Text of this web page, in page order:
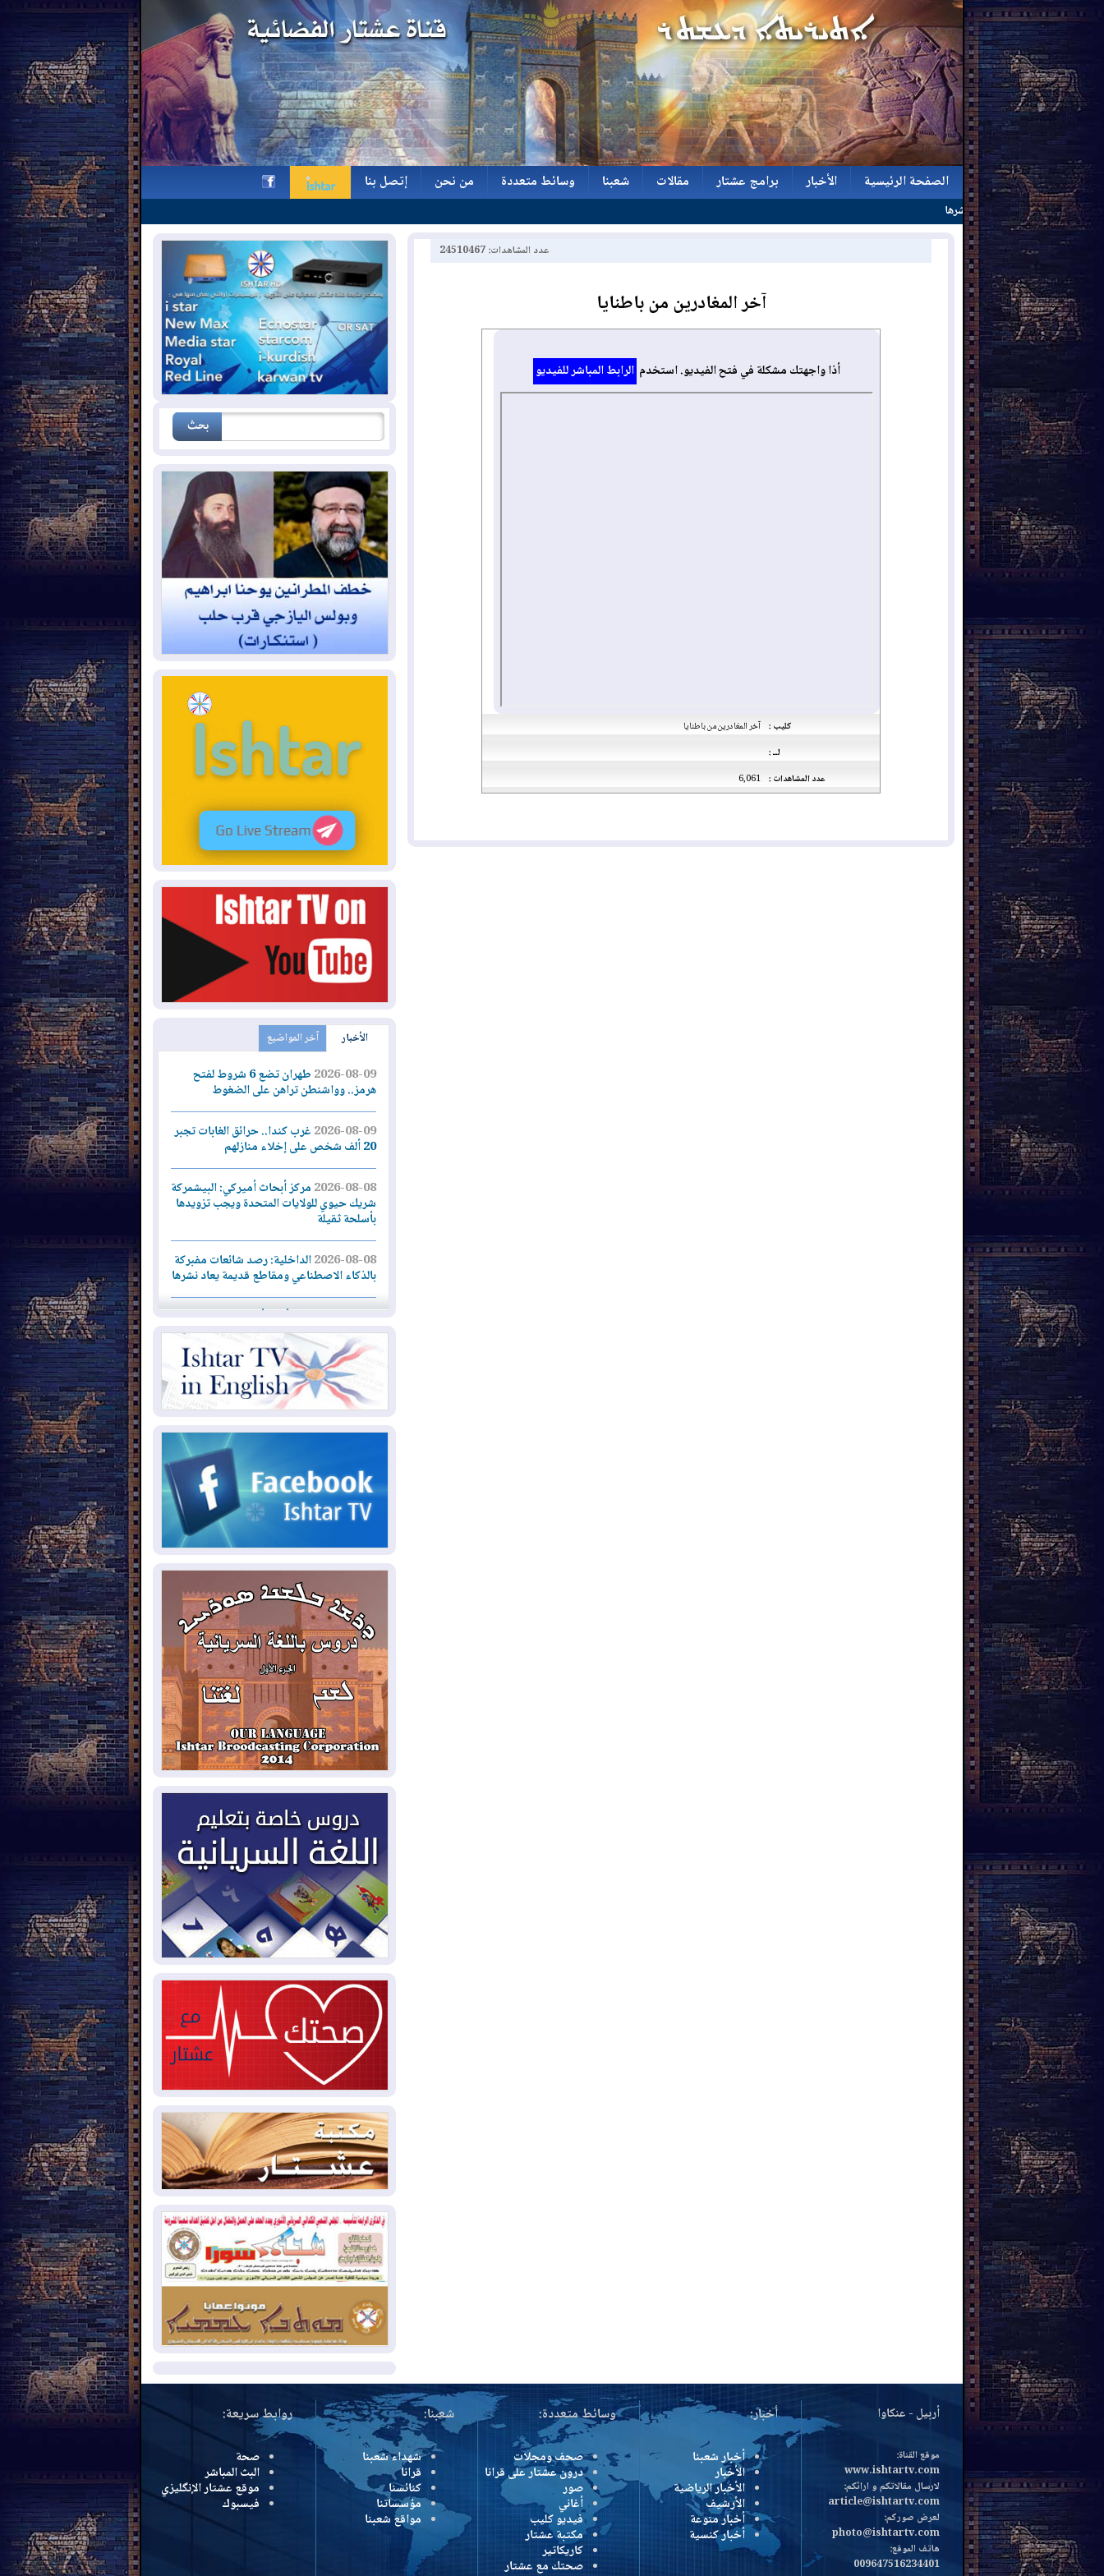
الصفحة الرئيسية
الصفحة الرئيسية
الأخبار
برامج عشتار
مقالات
شعبنا
وسائط متعددة
من نحن
إتصل بنا
البطريرك نونا يزور كاتدرائيّة
عدد المشاهدات: 24510467
آخر المغادرين من باطنايا
أذا واجهتك مشكلة في فتح الفيديو. استخدم الرابط المباشر للفيديو
آخر المغادرين من باطنايا كليب :
لــ :
6,061 عدد المشاهدات :
h
الأخبار آخر المواضيع
2026-08-09 طهران تضع 6 شروط لفتح
هرمز.. وواشنطن تراهن على الضغوط
2026-08-09غرب كندا.. حرائق الغابات تجبر
20 ألف شخص على إخلاء منازلهم
2026-08-08مركز أبحاث أميركي: البيشمركة
شريك حيوي للولايات المتحدة ويجب تزويدها
بأسلحة ثقيلة
2026-08-08الداخلية: رصد شائعات مفبركة
بالذكاء الاصطناعي ومقاطع قديمة يعاد نشرها
2026-08-08دعم أمني أمريكي بمليار دولار
لإدارة رئيس كولومبيا الجديد
2026-08-07حكومة إقليم كوردستان ترفض
قرار "دانة غاز" و"نفط الهلال" بتزويد بغداد
بالغاز دون موافقتها
القوات المسلحة العراقية: خطة
أمنية لإجهاض هجمة محتملة على السعودية
2026-08-07الاستخبارات الأميركية: بوتين
قد يختبر تماسك الناتو بهجوم محدود
"إدارة الدولة": أكدنا دعم تنفيذ البرنامج
الحكومي وأهمية حصر السلاح
2026-08-06ائتلاف ادارة الدولة: من
يقومون بسلوك يهدد امن البلاد خارجون عن
القانون يجب محاربتهم
2026-08-06
بعد هجومين قرب باب المندب..
تحذيرات من تصعيد يهدد الملاحة في البحر
الأحمر
2026-08-06مئات القاصرين بلا مأوى.. أزمة
سبتة تتصاعد وتضغط على مدريد
2026-08-05
لمدة عام.. بدء توريد 100
مليون قدم مكعب يومياً من غاز كورمور في
إقليم كوردستان إلى وزارة الكهرباء العراقية
2026-08-05
15كارثة بيئية ومناخية ترسم
ملامح أخطر التحديات التي تواجه العراق
اليوم
2026-08-05
حرائق فرنسا.. توقيف 402
شخص بينهم 156 قاصرا منذ بداية موسم
2026-08-04
سومو: إنتاج النفط في إقليم
كوردستان انخفض إلى أقل من 10%
2026-08-04ملفات حقبة الكاظمي تعود إلى
الواجهة.. أنباء عن مراجعات قضائية
وتحقيقات أوسع في قضايا فساد
2026-08-04بيترو يشكو تزوير الانتخابات
الرئاسية ويحذر من "حرب أهلية" في
كولومبيا
2026-08-03رئيس إقليم كوردستان في
دمشق في زيارة رسمية
2026-08-03
العراق يؤكد مجدداً التزامه
بمنع الهجمات على الدول المجاورة
أربيل - عنكاوا
موقع القناة:
www.ishtartv.com
لارسال مقالاتكم و ارائكم:
article@ishtartv.com
لعرض صوركم:
photo@ishtartv.com
هاتف الموقع:
009647516234401
أخبار:
أخبار شعبنا
الأخبار
الأخبار الرياضية
الأرشيف
أخبار منوعة
أخبار كنسية
وسائط متعددة:
صحف ومجلات
درون عشتار على قرانا
صور
أغاني
فيديو كليب
مكتبة عشتار
كاريكاتير
صحتك مع عشتار
شعبنا:
شهداء شعبنا
قرانا
كنائسنا
مؤسساتنا
مواقع شعبنا
روابط سريعة:
صحة
البث المباشر
موقع عشتار الإنگليزي
فيسبوك